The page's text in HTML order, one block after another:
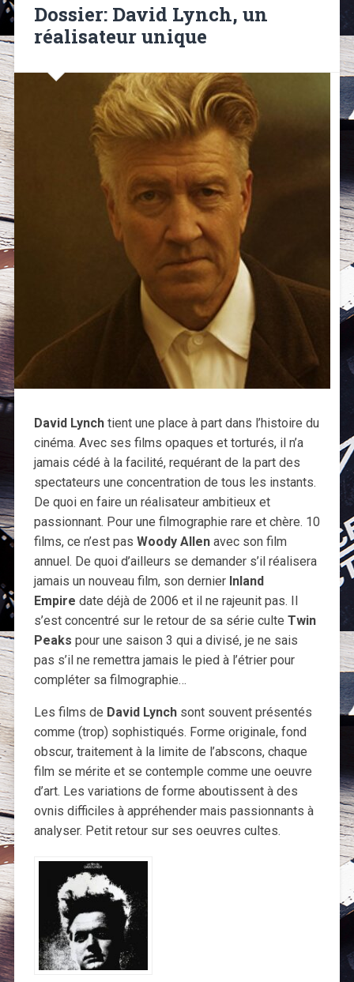
Dossier: David Lynch, un
réalisateur unique
David Lynchtient une place à part dans l’histoire du
cinéma. Avec ses films opaques et torturés, il n’a
jamais cédé à la facilité, requérant de la part des
spectateurs une concentration de tous les instants.
De quoi en faire un réalisateur ambitieux et
passionnant. Pour une filmographie rare et chère. 10
films, ce n’est pas Woody Allenavec son film
annuel. De quoi d’ailleurs se demander s’il réalisera
jamais un nouveau film, son dernier Inland
Empire date déjà de 2006 et il ne rajeunit pas. Il
s’est concentré sur le retour de sa série culte Twin
Peaks pour une saison 3 qui a divisé, je ne sais
pas s’il ne remettra jamais le pied à l’étrier pour
compléter sa filmographie…
Les films de David Lynchsont souvent présentés
comme (trop) sophistiqués. Forme originale, fond
obscur, traitement à la limite de l’abscons, chaque
film se mérite et se contemple comme une oeuvre
d’art. Les variations de forme aboutissent à des
ovnis difficiles à appréhender mais passionnants à
analyser. Petit retour sur ses oeuvres cultes.